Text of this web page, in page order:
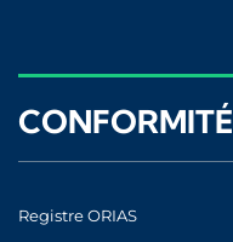
CONFORMITÉ
Registre ORIAS